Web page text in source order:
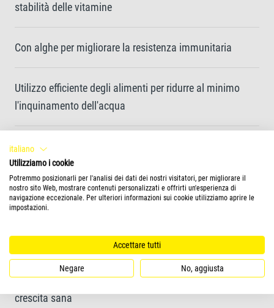
stabilità delle vitamine
Con alghe per migliorare la resistenza immunitaria
Utilizzo efficiente degli alimenti per ridurre al minimo
l'inquinamento dell'acqua
Contiene naturalmente prebiotici, per una migliore
digestione
Acqua pulita e di qualità migliore grazie all'alta
Ricetta esclusiva e ingredienti di alta qualità, senza
coloranti o conservanti aggiunti per promuovere una
crescita sana
italiano
Utilizziamo i cookie
Potremmo posizionarli per l'analisi dei dati dei nostri visitatori, per migliorare il
nostro sito Web, mostrare contenuti personalizzati e offrirti un'esperienza di
navigazione eccezionale. Per ulteriori informazioni sui cookie utilizziamo aprire le
impostazioni.
Accettare tutti
Negare No, aggiusta